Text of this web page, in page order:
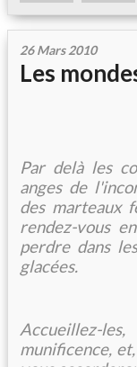
26 Mars 2010
Les
Par delà les
anges de
des marteaux
rendez-vous
perdre dans
glacées.
Accueillez-
munificence,